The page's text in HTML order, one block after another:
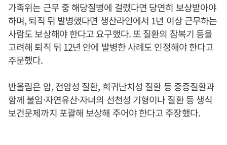
가족위는 근무 중 해당질병에 걸렸다면 당연히 보상받아야
하며, 퇴직 뒤 발병했다면 생산라인에서 1년 이상 근무하는
사람도 보상해야 한다고 요구했다. 또 질환의 잠복기 등을
고려해 퇴직 뒤 12년 안에 발병한 사례도 인정해야 한다고
주문했다.
반올림은 암, 전암성 질환, 희귀난치성 질환 등 중증질환과
함께 불임·자연유산·자녀의 선천성 기형이나 질환 등 생식
보건문제까지 포괄해 보상해 주어야 한다고 주장했다.